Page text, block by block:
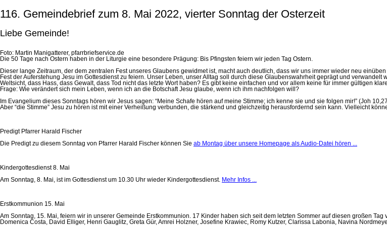
116. Gemeindebrief zum 8. Mai 2022, vierter Sonntag der Osterzeit
Liebe Gemeinde!
Foto: Martin Manigatterer, pfarrbriefservice.de
Die 50 Tage nach Ostern haben in der Liturgie eine besondere Prägung: Bis Pfingsten feiern wir jeden Tag Ostern.
Dieser lange Zeitraum, der dem zentralen Fest unseres Glaubens gewidmet ist, macht auch deutlich, dass wir uns immer wieder neu
Fest der Auferstehung Jesu im Gottesdienst zu feiern. Unser Leben, unser Alltag soll durch diese Glaubenswahrheit geprägt und
Weltsicht, dass Hass, dass Gewalt, dass Tod nicht das letzte Wort haben? Es gibt keine einfachen und vor allem keine für immer gültigen
Frage: Wie verändert sich mein Leben, wenn ich an die Botschaft Jesu glaube, wenn ich ihm nachfolgen will?
Im Evangelium dieses Sonntags hören wir Jesus sagen: “Meine Schafe hören auf meine Stimme; ich kenne sie und sie folgen mir!” (Joh
Aber “die Stimme” Jesu zu hören ist mit einer Verheißung verbunden, die stärkend und gleichzeitig herausfordernd sein kann. Vielleicht
Predigt Pfarrer Harald Fischer
Die Predigt zu diesem Sonntag von Pfarrer Harald Fischer können Sie ab Montag über unsere Homepage als Audio-Datei hören ...
Kindergottesdienst 8. Mai
Am Sonntag, 8. Mai, ist im Gottesdienst um 10.30 Uhr wieder Kindergottesdienst. Mehr Infos ...
Erstkommunion 15. Mai
Am Sonntag, 15. Mai, feiern wir in unserer Gemeinde Erstkommunion. 17 Kinder haben sich seit dem letzten Sommer auf diesen großen
Domenica Costa, David Elliger, Henri Gauglitz, Greta Gür, Amrei Holzner, Josefine Krawiec, Romy Kutzer, Clarissa Labonia, Navina